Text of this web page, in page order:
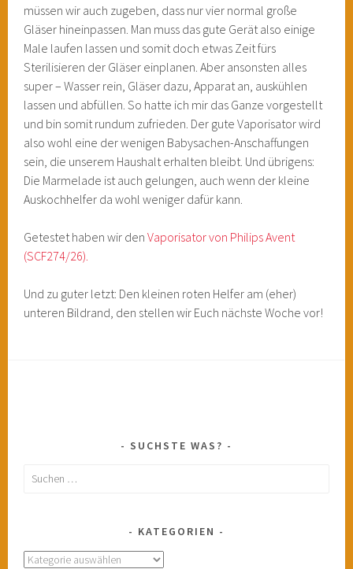
müssen wir auch zugeben, dass nur vier normal große
Gläser hineinpassen. Man muss das gute Gerät also einige
Male laufen lassen und somit doch etwas Zeit fürs
Sterilisieren der Gläser einplanen. Aber ansonsten alles
super – Wasser rein, Gläser dazu, Apparat an, auskühlen
lassen und abfüllen. So hatte ich mir das Ganze vorgestellt
und bin somit rundum zufrieden. Der gute Vaporisator wird
also wohl eine der wenigen Babysachen-Anschaffungen
sein, die unserem Haushalt erhalten bleibt. Und übrigens:
Die Marmelade ist auch gelungen, auch wenn der kleine
Auskochhelfer da wohl weniger dafür kann.
Getestet haben wir denVaporisator von Philips Avent
(SCF274/26).
Und zu guter letzt: Den kleinen roten Helfer am (eher)
unteren Bildrand, den stellen wir Euch nächste Woche vor!
SUCHSTE WAS?
Suchen
KATEGORIEN
Kategorien